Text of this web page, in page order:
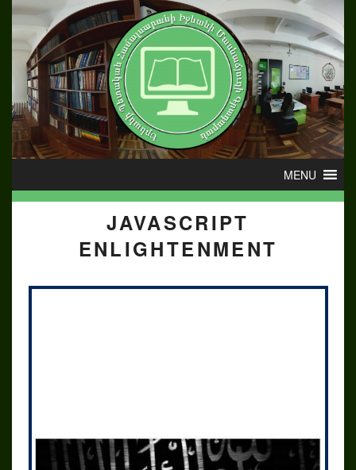
JAVASCRIPT
ENLIGHTENMENT